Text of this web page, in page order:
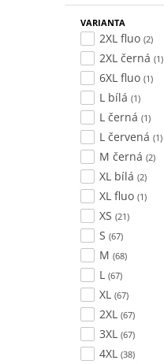
VARIANTA
2XL fluo (2)
2XL černá (1)
6XL fluo (1)
L bílá (1)
L černá (1)
L červená (1)
M černá (2)
XL bílá (2)
XL fluo (1)
XS (21)
S (67)
M (68)
L (67)
XL (67)
2XL (67)
3XL (67)
4XL (38)